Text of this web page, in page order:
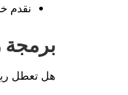
نقدم
برمجة
هل تعطل